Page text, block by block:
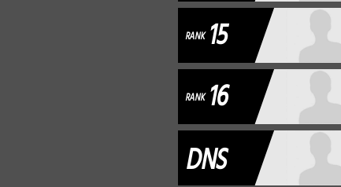
RANK 15
RANK 16
DNS